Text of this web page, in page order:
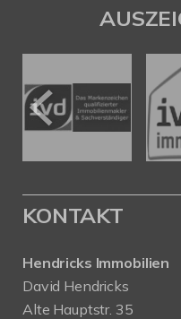
KONTAKT
Hendricks Immobilien
David Hendricks
Alte Hauptstr. 35